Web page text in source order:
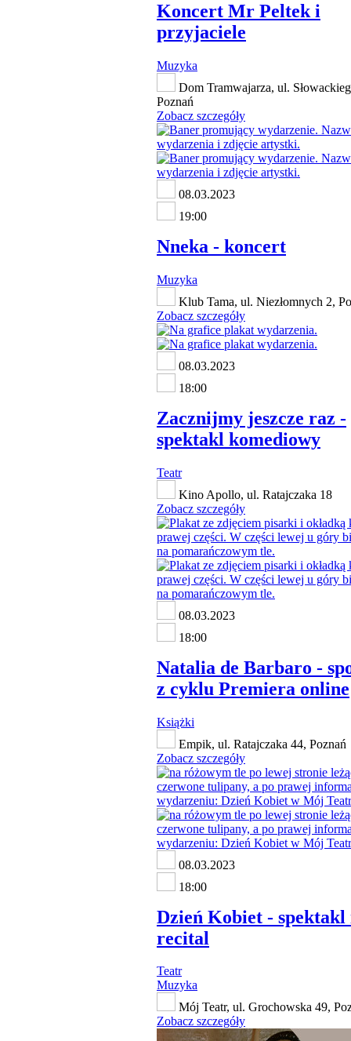
Koncert Mr Peltek i
przyjaciele
Muzyka
Dom Tramwajarza, ul.
Poznań
Zobacz szczegóły
08.03.2023
19:00
Nneka - koncert
Muzyka
Klub Tama, ul. Niezłomnych 2,
Zobacz szczegóły
08.03.2023
18:00
Zacznijmy jeszcze raz -
spektakl komediowy
Teatr
Kino Apollo, ul. Ratajczaka 18
Zobacz szczegóły
08.03.2023
18:00
Natalia de Barbaro -
z cyklu Premiera online
Książki
Empik, ul. Ratajczaka 44, Poznań
Zobacz szczegóły
08.03.2023
18:00
Dzień Kobiet - spektakl
recital
Teatr
Muzyka
Mój Teatr, ul. Grochowska 49,
Zobacz szczegóły